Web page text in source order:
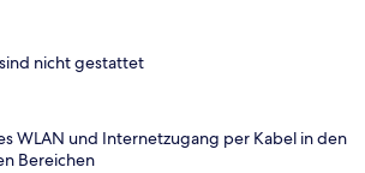
nicht gestattet
WLAN und Internetzugang per Kabel in den
Bereichen